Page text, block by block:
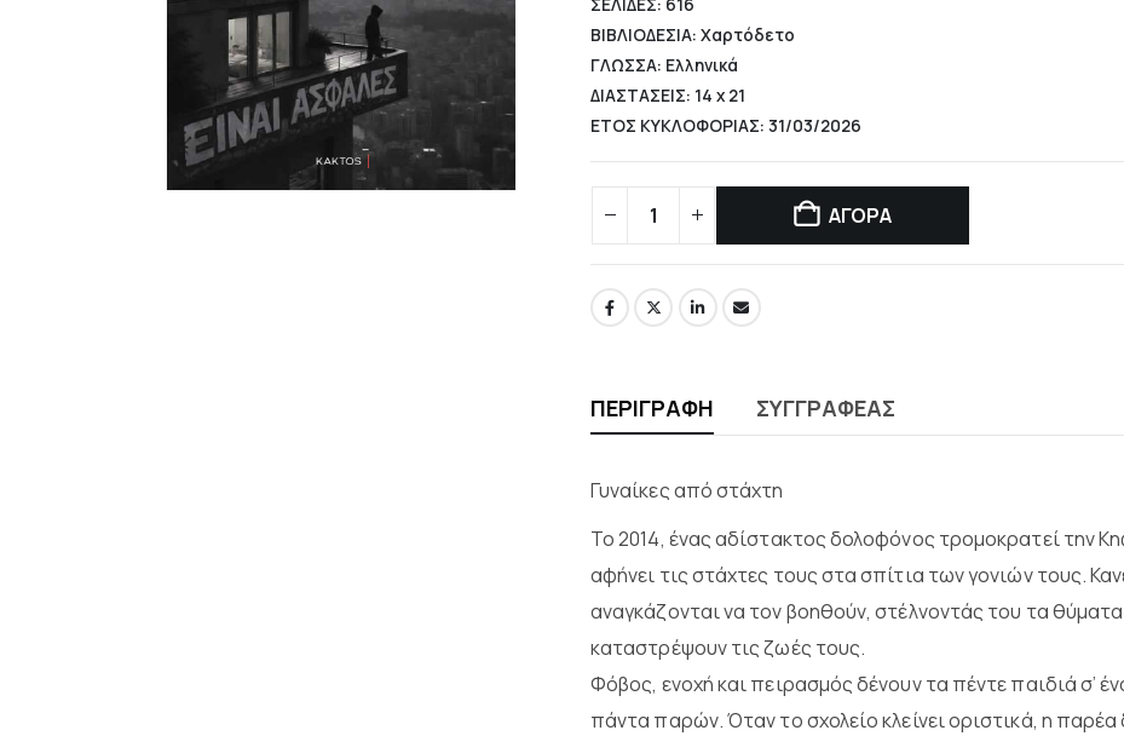
ΒΙΒΛΙΟΔΕΣΙΑ: Χαρτόδετο
ΓΛΩΣΣΑ: Ελληνικά
ΔΙΑΣΤΑΣΕΙΣ: 14 x 21
ΕΤΟΣ ΚΥΚΛΟΦΟΡΙΑΣ: 31/03/2026
ΑΓΟΡΑ
ΠΕΡΙΓΡΑΦΉ ΣΥΓΓΡΑΦΈΑΣ
Γυναίκες από στάχτη
Το 2014, ένας αδίστακτος δολοφόνος τρομοκρατεί την
αφήνει τις στάχτες τους στα σπίτια των γονιών τους.
αναγκάζονται να τον βοηθούν, στέλνοντάς του τα
καταστρέψουν τις ζωές τους.
Φόβος, ενοχή και πειρασμός δένουν τα πέντε παιδιά σ’
πάντα παρών. Όταν το σχολείο κλείνει οριστικά, η